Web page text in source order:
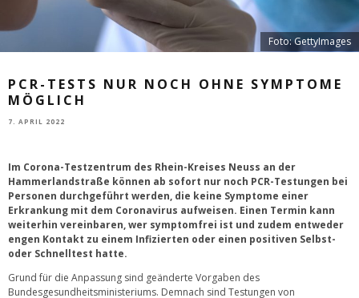
Foto: GettyImages
PCR-TESTS NUR NOCH OHNE SYMPTOME
MÖGLICH
7. APRIL 2022
Im Corona-Testzentrum des Rhein-Kreises Neuss an der
Hammerlandstraße können ab sofort nur noch PCR-Testungen bei
Personen durchgeführt werden, die keine Symptome einer
Erkrankung mit dem Coronavirus aufweisen. Einen Termin kann
weiterhin vereinbaren, wer symptomfrei ist und zudem entweder
engen Kontakt zu einem Infizierten oder einen positiven Selbst-
oder Schnelltest hatte.
Grund für die Anpassung sind geänderte Vorgaben des
Bundesgesundheitsministeriums. Demnach sind Testungen von